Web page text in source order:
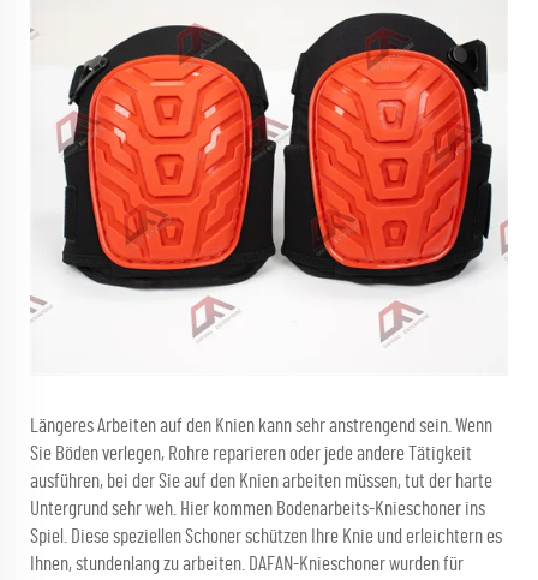
Längeres Arbeiten auf den Knien kann sehr anstrengend sein. Wenn
Sie Böden verlegen, Rohre reparieren oder jede andere Tätigkeit
ausführen, bei der Sie auf den Knien arbeiten müssen, tut der harte
Untergrund sehr weh. Hier kommen Bodenarbeits-Knieschoner ins
Spiel. Diese speziellen Schoner schützen Ihre Knie und erleichtern es
Ihnen, stundenlang zu arbeiten. DAFAN-Knieschoner wurden für